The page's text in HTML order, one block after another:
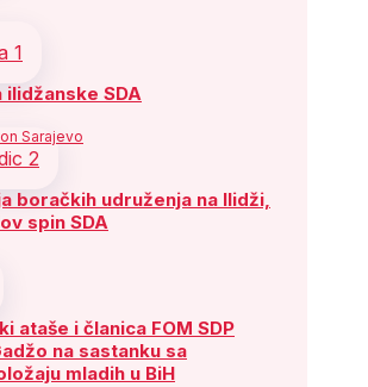
ilidžanske SDA
Sarajevo
boračkih udruženja na Ilidži,
spin SDA
ataše i članica FOM SDP
na sastanku sa
mladih u BiH